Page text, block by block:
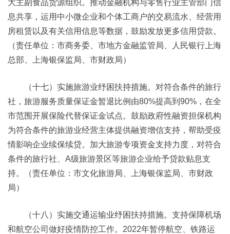
大主副食品货源组织。推动金融机构与零售行业主管部门信
息共享，运用中小微企业和个体工商户的交易流水、经营用
房租赁以及有关信用信息等数据，鼓励发放更多信用贷款。
（责任单位：市商务委、市地方金融监管局、人民银行上海
总部、上海银保监局、市财政局）
（十七）实施旅游业纾困扶持措施。对符合条件的旅行
社，旅游服务质量保证金暂退比例由80%提高到90%，在全
市范围开展保险代替保证金试点。鼓励政府性融资担保机构
为符合条件的旅游业经营主体提供融资增信支持，帮助受疫
情影响企业续保续贷。加大旅游专项资金支持力度，对符合
条件的旅行社、A级旅游景区等旅游企业给予贷款贴息支
持。（责任单位：市文化旅游局、上海银保监局、市财政
局）
（十八）实施交通运输业纾困扶持措施。支持保障机场
和航空公司做好疫情防控工作。2022年暂停航空、铁路运